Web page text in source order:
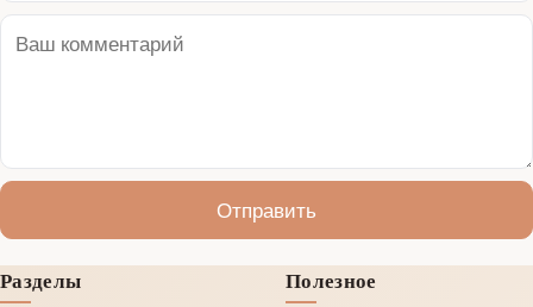
Отправить
Разделы
Полезное